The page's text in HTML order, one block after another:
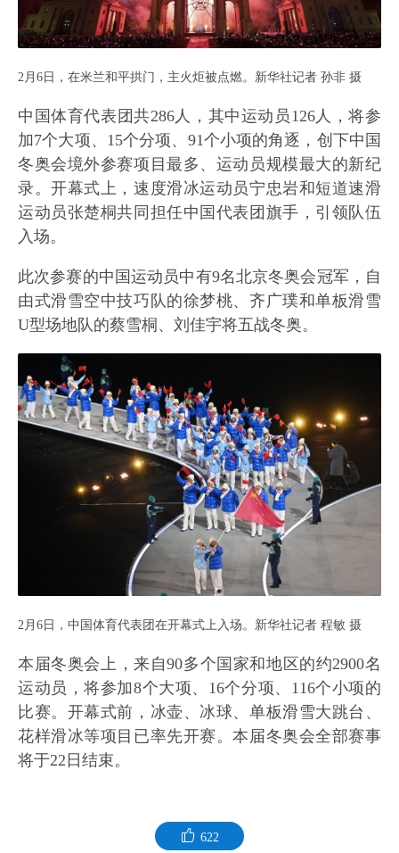
2月6日，在米兰和平拱门，主火炬被点燃。新华社记者 孙非 摄
中国体育代表团共286人，其中运动员126人，将参
加7个大项、15个分项、91个小项的角逐，创下中国
冬奥会境外参赛项目最多、运动员规模最大的新纪
录。开幕式上，速度滑冰运动员宁忠岩和短道速滑
运动员张楚桐共同担任中国代表团旗手，引领队伍
入场。
此次参赛的中国运动员中有9名北京冬奥会冠军，自
由式滑雪空中技巧队的徐梦桃、齐广璞和单板滑雪
U型场地队的蔡雪桐、刘佳宇将五战冬奥。
2月6日，中国体育代表团在开幕式上入场。新华社记者 程敏 摄
本届冬奥会上，来自90多个国家和地区的约2900名
运动员，将参加8个大项、16个分项、116个小项的
比赛。开幕式前，冰壶、冰球、单板滑雪大跳台、
花样滑冰等项目已率先开赛。本届冬奥会全部赛事
将于22日结束。
622